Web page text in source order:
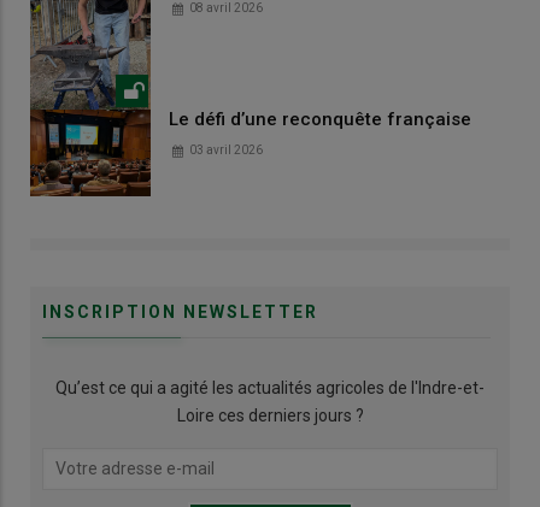
08 avril 2026
Le défi d’une reconquête française
03 avril 2026
INSCRIPTION NEWSLETTER
Qu’est ce qui a agité les actualités agricoles de l'Indre-et-
Loire ces derniers jours ?